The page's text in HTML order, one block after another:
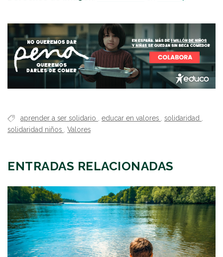
aprender a ser solidario educar en valores solidaridad
solidaridad niños
Valores
ENTRADAS RELACIONADAS